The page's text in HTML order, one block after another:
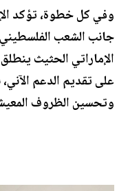
وفي كل خطوة، تؤكد
جانب الشعب
الإماراتي الحثيث
على تقديم الدعم
وتحسين الظروف